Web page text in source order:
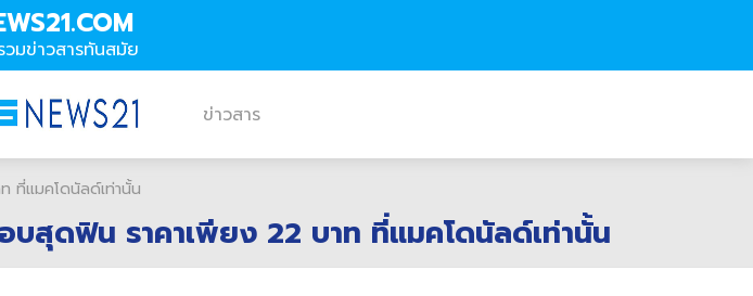
วมข่าวสารทันสมัย
ข่าวสาร
ที่แมคโดนัลด์เท่านั้น
สุดฟิน ราคาเพียง 22 บาท ที่แมคโดนัลด์เท่านั้น